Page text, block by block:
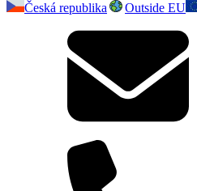
Česká republika
Outside EU